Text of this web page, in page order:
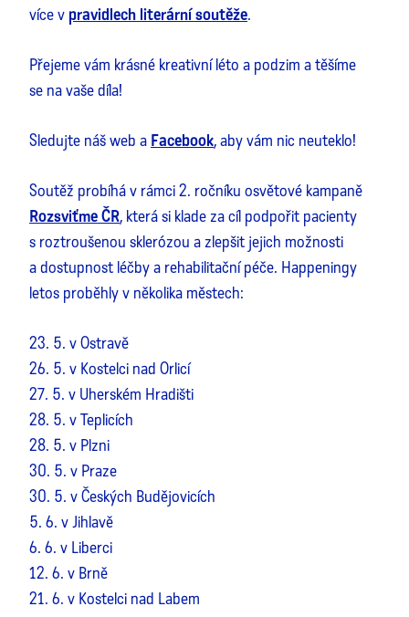
více v pravidlech literární soutěže.
Přejeme vám krásné kreativní léto a podzim a těšíme
se na vaše díla!
Sledujte náš web a Facebook, aby vám nic neuteklo!
Soutěž probíhá v rámci 2. ročníku osvětové kampaně
Rozsviťme ČR, která si klade za cíl podpořit pacienty
s roztroušenou sklerózou a zlepšit jejich možnosti
a dostupnost léčby a rehabilitační péče. Happeningy
letos proběhly v několika městech:
23. 5. v Ostravě
26. 5. v Kostelci nad Orlicí
27. 5. v Uherském Hradišti
28. 5. v Teplicích
28. 5. v Plzni
30. 5. v Praze
30. 5. v Českých Budějovicích
5. 6. v Jihlavě
6. 6. v Liberci
12. 6. v Brně
21. 6. v Kostelci nad Labem